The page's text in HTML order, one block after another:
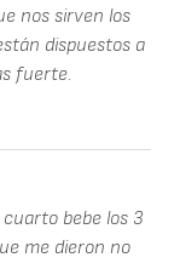
nos sirven los
dispuestos a
fuerte.
cuarto bebe los 3
me dieron no